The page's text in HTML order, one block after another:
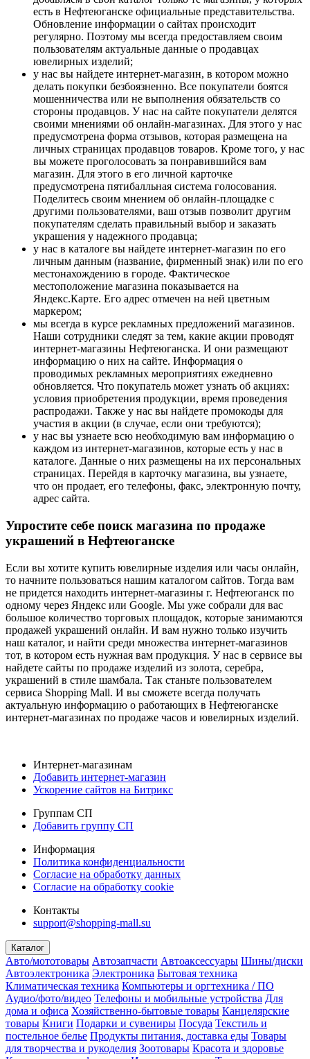
есть в Нефтеюганске официальные представительства.
Обновление информации о сайтах происходит
регулярно. Поэтому мы всегда предоставляем своим
пользователям актуальные данные о продавцах
ювелирных изделий;
у нас вы найдете интернет-магазин, в котором можно
делать покупки безбоязненно. Все покупатели боятся
мошенничества или не выполнения обязательств со
стороны продавцов. У нас на сайте покупатели делятся
своими мнениями об онлайн-магазинах. Для этого у нас
предусмотрена форма отзывов, которая размещена на
личных страницах продавцов товаров. Кроме того, у нас
вы можете проголосовать за понравившийся вам
магазин. Для этого в его личной карточке
предусмотрена пятибалльная система голосования.
Поделитесь своим мнением об онлайн-площадке с
другими пользователями, ваш отзыв позволит другим
покупателям сделать правильный выбор и заказать
украшения у надежного продавца;
у нас в каталоге вы найдете интернет-магазин по его
личным данным (название, фирменный знак) или по его
местонахождению в городе. Фактическое
местоположение магазина показывается на
Яндекс.Карте. Его адрес отмечен на ней цветным
маркером;
мы всегда в курсе рекламных предложений магазинов.
Наши сотрудники следят за тем, какие акции проводят
интернет-магазины Нефтеюганска. И они размещают
информацию о них на сайте. Информация о
проводимых рекламных мероприятиях ежедневно
обновляется. Что покупатель может узнать об акциях:
условия приобретения продукции, время проведения
распродажи. Также у нас вы найдете промокоды для
участия в акции (в случае, если они требуются);
у нас вы узнаете всю необходимую вам информацию о
каждом из интернет-магазинов, которые есть у нас в
каталоге. Данные о них размещены на их персональных
страницах. Перейдя в карточку магазина, вы узнаете,
что он продает, его телефоны, факс, электронную почту,
адрес сайта.
Упростите себе поиск магазина по продаже
украшений в Нефтеюганске
Если вы хотите купить ювелирные изделия или часы онлайн,
то начните пользоваться нашим каталогом сайтов. Тогда вам
не придется находить интернет-магазины г. Нефтеюганск по
одному через Яндекс или Google. Мы уже собрали для вас
большое количество торговых площадок, которые занимаются
продажей украшений онлайн. И вам нужно только изучить
наш каталог, и найти среди множества интернет-магазинов
тот, в котором есть нужная вам продукция. У нас в сервисе вы
найдете сайты по продаже изделий из золота, серебра,
украшений в стиле шамбала. Так станьте пользователем
сервиса Shopping Mall. И вы сможете всегда получать
актуальную информацию о работающих в Нефтеюганске
интернет-магазинах по продаже часов и ювелирных изделий.
Интернет-магазинам
Добавить интернет-магазин
Ускорение сайтов на Битрикс
Группам СП
Добавить группу СП
Информация
Политика конфиденциальности
Согласие на обработку данных
Согласие на обработку cookie
Контакты
support@shopping-mall.su
Каталог
Авто/мототовары Автозапчасти Автоаксессуары Шины/диски
Автоэлектроника Электроника Бытовая техника
Климатическая техника Компьютеры и оргтехника / ПО
Аудио/фото/видео Телефоны и мобильные устройства Для
дома и офиса Хозяйственно-бытовые товары Канцелярские
товары Книги Подарки и сувениры Посуда Текстиль и
постельное белье Продукты питания, доставка еды Товары
для творчества и рукоделия Зоотовары Красота и здоровье